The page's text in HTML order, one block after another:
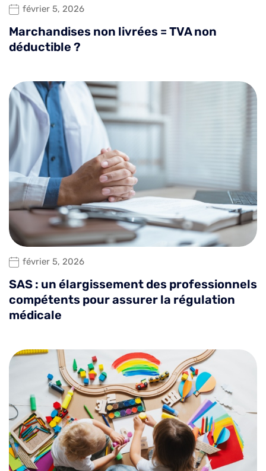
février 5, 2026
Marchandises non livrées = TVA non
déductible ?
février 5, 2026
SAS : un élargissement des professionnels
compétents pour assurer la régulation
médicale